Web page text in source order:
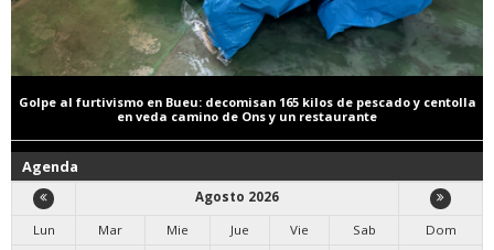
Golpe al furtivismo en Bueu: decomisan 165 kilos de pescado y centolla
en veda camino de Ons y un restaurante
Agenda
Agosto 2026
Lun
Mar Mie Jue Vie Sab
Dom